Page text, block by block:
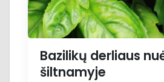
Bazilikų derliaus
šiltnamyje